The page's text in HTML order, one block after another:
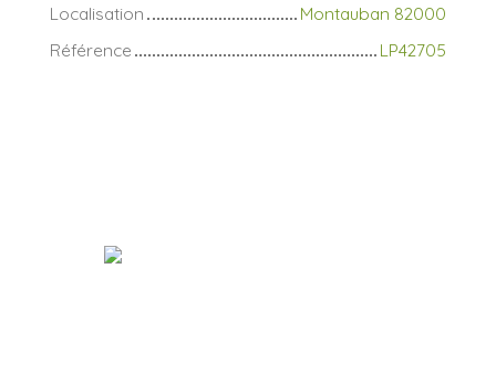
Localisation
Montauban 82000
Référence
LP42705